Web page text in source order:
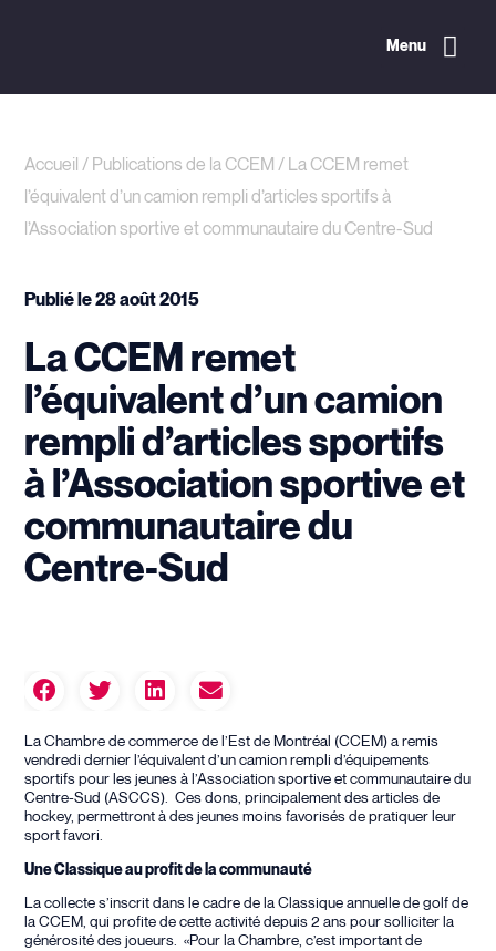
Menu
Accueil / Publications de la CCEM / La CCEM remet
l’équivalent d’un camion rempli d’articles sportifs à
l’Association sportive et communautaire du Centre-Sud
Publié le28 août 2015
La CCEM remet
l’équivalent d’un camion
rempli d’articles sportifs
à l’Association sportive et
communautaire du
Centre-Sud
La Chambre de commerce de l’Est de Montréal (CCEM) a remis
vendredi dernier l’équivalent d’un camion rempli d’équipements
sportifs pour les jeunes à l’Association sportive et communautaire du
Centre-Sud (ASCCS). Ces dons, principalement des articles de
hockey, permettront à des jeunes moins favorisés de pratiquer leur
sport favori.
Une Classique au profit de la communauté
La collecte s’inscrit dans le cadre de la Classique annuelle de golf de
la CCEM, qui profite de cette activité depuis 2 ans pour solliciter la
générosité des joueurs. «Pour la Chambre, c’est important de